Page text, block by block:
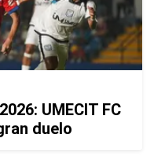
UMECIT FC
duelo